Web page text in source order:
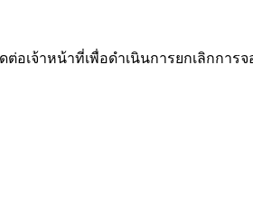
อเจ้าหน้าที่เพื่อดำเนินการยกเลิกการจ